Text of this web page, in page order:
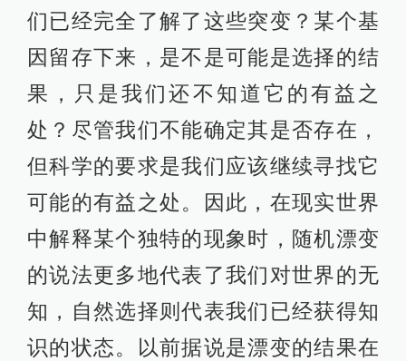
们已经完全了解了这些突变？某个基
因留存下来，是不是可能是选择的结
果，只是我们还不知道它的有益之
处？尽管我们不能确定其是否存在，
但科学的要求是我们应该继续寻找它
可能的有益之处。因此，在现实世界
中解释某个独特的现象时，随机漂变
的说法更多地代表了我们对世界的无
知，自然选择则代表我们已经获得知
识的状态。以前据说是漂变的结果在